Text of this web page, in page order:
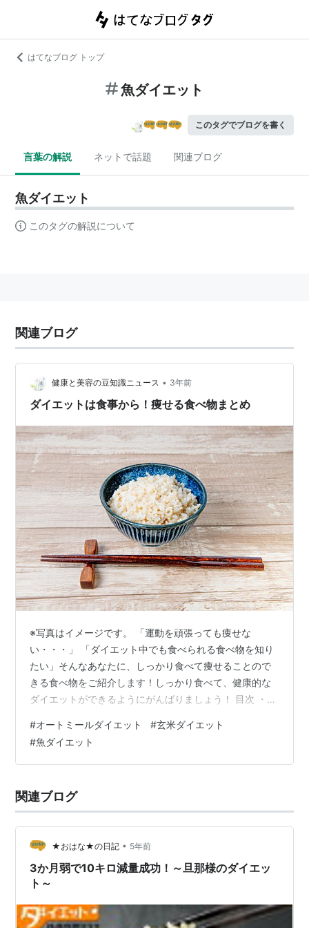
はてなブログ トップ
魚ダイエット
このタグでブログを書く
言葉の解説 ネットで話題 関連ブログ
魚ダイエット
このタグの解説について
関連ブログ
健康と美容の豆知識ニュース • 3年前
ダイエットは食事から！痩せる食べ物まとめ
※写真はイメージです。 「運動を頑張っても痩せな
い・・・」 「ダイエット中でも食べられる食べ物を知り
たい」そんなあなたに、しっかり食べて痩せることので
きる食べ物をご紹介します！しっかり食べて、健康的な
ダイエットができるようにがんばりましょう！ 目次 ・お
・魚でタンパク質と良質な油を摂取 ・お米の代わりに！
玄米 糖質オフダイエットが流行っている昨今。 糖質や炭
水化物はダイエットの敵だと思っていませんか？ でも、
なったり、低血糖を起こしたりと、リスクもあるんで
す。 しっかり食べて、健康的に痩せ…
#オートミールダイエット #玄米ダイエット
#魚ダイエット
関連ブログ
★おはな★の日記 • 5年前
3か月弱で10キロ減量成功！～旦那様のダイエッ
ト～